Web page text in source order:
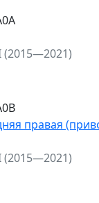
(2015—2021)
правая
(2015—2021)